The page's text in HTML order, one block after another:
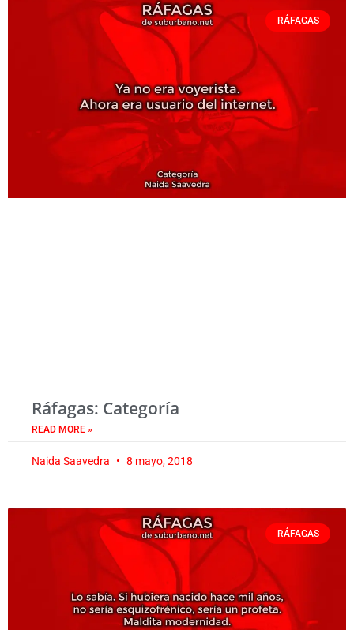
RÁFAGAS
Ráfagas: Categoría
READ MORE »
Naida Saavedra 8 mayo, 2018
RÁFAGAS